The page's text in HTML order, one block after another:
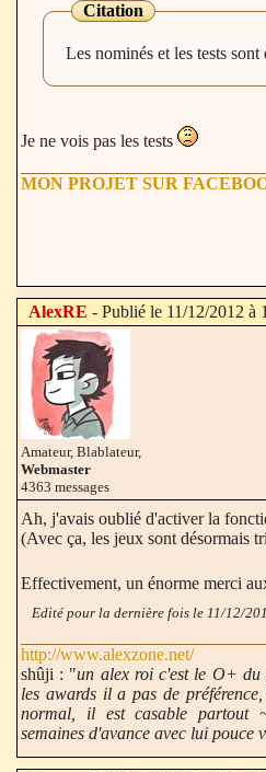
Citation
Les nominés et les tests
Je ne vois pas les tests
MON PROJET SUR
AlexRE - Publié le 11/12/2012 à
Amateur, Blablateur,
Webmaster
4363 messages
Ah, j'avais oublié d'activer la
(Avec ça, les jeux sont désormais
Effectivement, un énorme merci
Edité pour la dernière fois le 11/12/
http://www.alexzone.net/
shûji : "un alex roi c'est le O+ du
les awards il a pas de
normal, il est casable
semaines d'avance avec lui pouce